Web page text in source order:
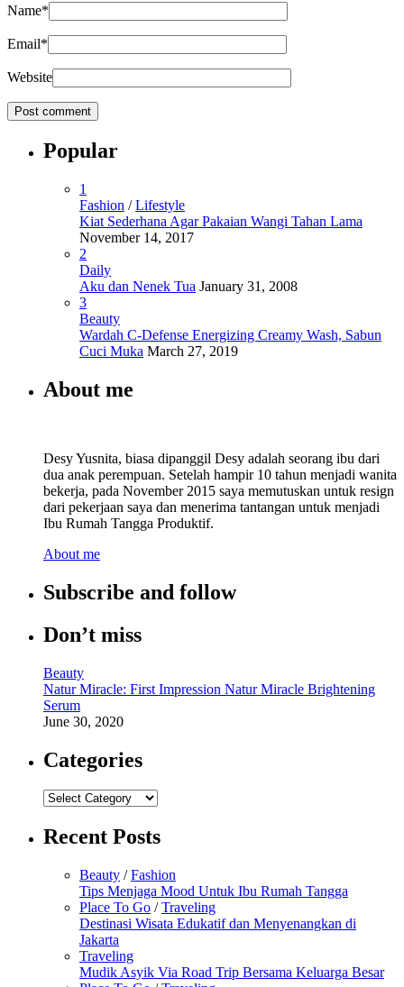
Name*
Email*
Website
Popular
1
Fashion /Lifestyle
Kiat Sederhana Agar Pakaian Wangi Tahan Lama
November 14, 2017
2
Daily
Aku dan Nenek Tua January 31, 2008
3
Beauty
Wardah C-Defense Energizing Creamy Wash, Sabun
Cuci Muka March 27, 2019
About me
Desy Yusnita, biasa dipanggil Desy adalah seorang ibu dari
dua anak perempuan. Setelah hampir 10 tahun menjadi wanita
bekerja, pada November 2015 saya memutuskan untuk resign
dari pekerjaan saya dan menerima tantangan untuk menjadi
Ibu Rumah Tangga Produktif.
About me
Subscribe and follow
Don’t miss
Beauty
Natur Miracle: First Impression Natur Miracle Brightening
Serum
June 30, 2020
Categories
Categories
Recent Posts
Beauty /Fashion
Tips Menjaga Mood Untuk Ibu Rumah Tangga
Place To Go /Traveling
Destinasi Wisata Edukatif dan Menyenangkan di
Jakarta
Traveling
Mudik Asyik Via Road Trip Bersama Keluarga Besar